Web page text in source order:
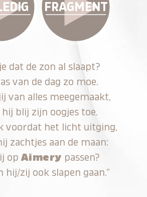
FRAGMENT
dat de zon al slaapt?
van de dag zo moe.
van alles meegemaakt,
hij blij zijn oogjes toe.
voordat het licht uitging,
zachtjes aan de maan:
op Aimery passen?
hij/zij ook slapen gaan.”